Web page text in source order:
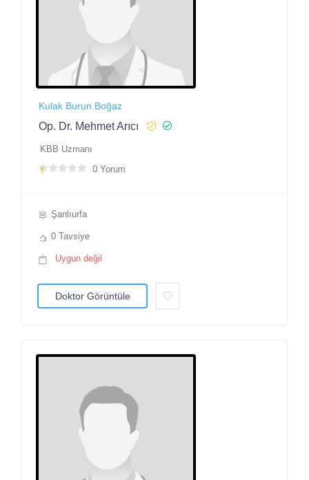
Kulak Burun Boğaz
Op. Dr. Mehmet Arıcı
KBB Uzmanı
0 Yorum
Şanlıurfa
0 Tavsiye
Uygun değil
Doktor Görüntüle